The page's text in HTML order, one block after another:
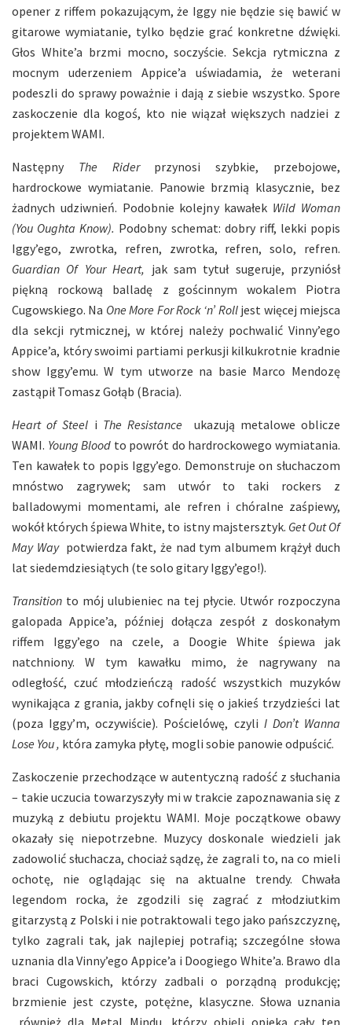
opener z riffem pokazującym, że Iggy nie będzie się bawić w
gitarowe wymiatanie, tylko będzie grać konkretne dźwięki.
Głos White’a brzmi mocno, soczyście. Sekcja rytmiczna z
mocnym uderzeniem Appice’a uświadamia, że weterani
podeszli do sprawy poważnie i dają z siebie wszystko. Spore
zaskoczenie dla kogoś, kto nie wiązał większych nadziei z
projektem WAMI.
Następny The Rider przynosi szybkie, przebojowe,
hardrockowe wymiatanie. Panowie brzmią klasycznie, bez
żadnych udziwnień. Podobnie kolejny kawałek Wild Woman
(You Oughta Know). Podobny schemat: dobry riff, lekki popis
Iggy’ego, zwrotka, refren, zwrotka, refren, solo, refren.
Guardian Of Your Heart, jak sam tytuł sugeruje, przyniósł
piękną rockową balladę z gościnnym wokalem Piotra
Cugowskiego. Na One More For Rock ‘n’ Roll jest więcej miejsca
dla sekcji rytmicznej, w której należy pochwalić Vinny’ego
Appice’a, który swoimi partiami perkusji kilkukrotnie kradnie
show Iggy’emu. W tym utworze na basie Marco Mendozę
zastąpił Tomasz Gołąb (Bracia).
Heart of Steel i The Resistance ukazują metalowe oblicze
WAMI. Young Blood to powrót do hardrockowego wymiatania.
Ten kawałek to popis Iggy’ego. Demonstruje on słuchaczom
mnóstwo zagrywek; sam utwór to taki rockers z
balladowymi momentami, ale refren i chóralne zaśpiewy,
wokół których śpiewa White, to istny majstersztyk. Get Out Of
May Way potwierdza fakt, że nad tym albumem krążył duch
lat siedemdziesiątych (te solo gitary Iggy’ego!).
Transition to mój ulubieniec na tej płycie. Utwór rozpoczyna
galopada Appice’a, później dołącza zespół z doskonałym
riffem Iggy’ego na czele, a Doogie White śpiewa jak
natchniony. W tym kawałku mimo, że nagrywany na
odległość, czuć młodzieńczą radość wszystkich muzyków
wynikająca z grania, jakby cofnęli się o jakieś trzydzieści lat
(poza Iggy’m, oczywiście). Pościelówę, czyli I Don’t Wanna
Lose You , która zamyka płytę, mogli sobie panowie odpuścić.
Zaskoczenie przechodzące w autentyczną radość z słuchania
– takie uczucia towarzyszyły mi w trakcie zapoznawania się z
muzyką z debiutu projektu WAMI. Moje początkowe obawy
okazały się niepotrzebne. Muzycy doskonale wiedzieli jak
zadowolić słuchacza, chociaż sądzę, że zagrali to, na co mieli
ochotę, nie oglądając się na aktualne trendy. Chwała
legendom rocka, że zgodzili się zagrać z młodziutkim
gitarzystą z Polski i nie potraktowali tego jako pańszczyznę,
tylko zagrali tak, jak najlepiej potrafią; szczególne słowa
uznania dla Vinny’ego Appice’a i Doogiego White’a. Brawo dla
braci Cugowskich, którzy zadbali o porządną produkcję;
brzmienie jest czyste, potężne, klasyczne. Słowa uznania
również dla Metal Mindu, którzy objęli opieką cały ten